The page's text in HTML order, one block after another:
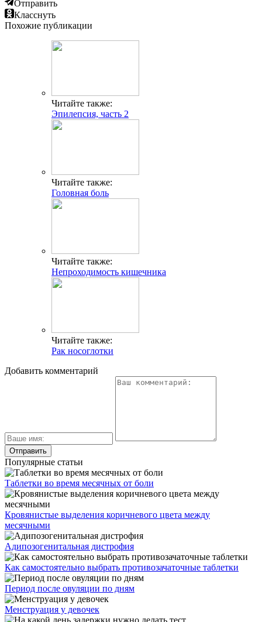
Отправить
Класснуть
Похожие публикации
Читайте также:
Эпилепсия, часть 2
Читайте также:
Головная боль
Читайте также:
Непроходимость кишечника
Читайте также:
Рак носоглотки
Добавить комментарий
Популярные статьи
Таблетки во время месячных от боли
Кровянистые выделения коричневого цвета между
месячными
Адипозогенитальная дистрофия
Как самостоятельно выбрать противозачаточные таблетки
Период после овуляции по дням
Менструация у девочек